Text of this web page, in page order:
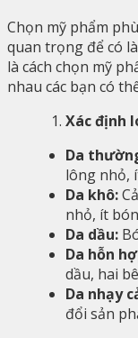
Chọn mỹ phẩm
quan trọng để có
là cách chọn mỹ
nhau các bạn có
Xác định
Da
lông nhỏ,
Da khô:
nhỏ, ít
Da dầu:
Da hỗn
dầu, hai
Da nhạy
đổi sản